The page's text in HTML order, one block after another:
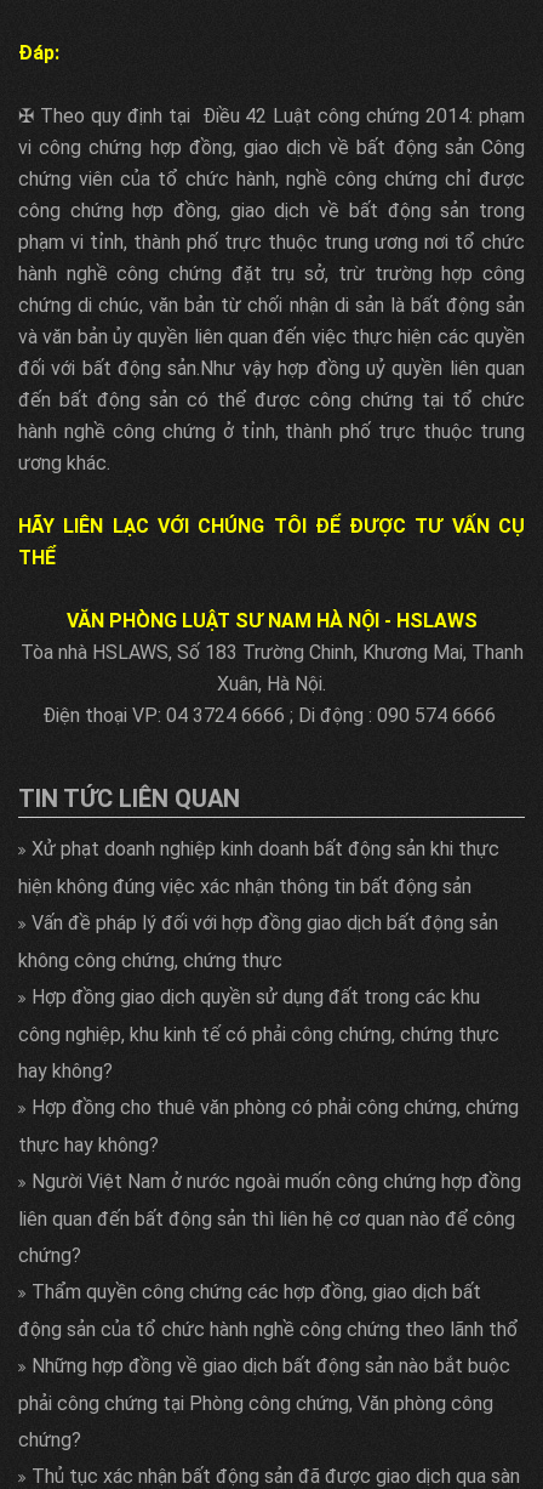
Đáp:
✠ Theo quy định tại Điều 42 Luật công chứng 2014: phạm
vi công chứng hợp đồng, giao dịch về bất động sản Công
chứng viên của tổ chức hành, nghề công chứng chỉ được
công chứng hợp đồng, giao dịch về bất động sản trong
phạm vi tỉnh, thành phố trực thuộc trung ương nơi tổ chức
hành nghề công chứng đặt trụ sở, trừ trường hợp công
chứng di chúc, văn bản từ chối nhận di sản là bất động sản
và văn bản ủy quyền liên quan đến việc thực hiện các quyền
đối với bất động sản.Như vậy hợp đồng uỷ quyền liên quan
đến bất động sản có thể được công chứng tại tổ chức
hành nghề công chứng ở tỉnh, thành phố trực thuộc trung
ương khác.
HÃY LIÊN LẠC VỚI CHÚNG TÔI ĐỂ ĐƯỢC TƯ VẤN CỤ
THỂ
VĂN PHÒNG LUẬT SƯ NAM HÀ NỘI - HSLAWS
Tòa nhà HSLAWS, Số 183 Trường Chinh, Khương Mai, Thanh
Xuân, Hà Nội.
Điện thoại VP: 04 3724 6666 ; Di động : 090 574 6666
TIN TỨC LIÊN QUAN
Xử phạt doanh nghiệp kinh doanh bất động sản khi thực
hiện không đúng việc xác nhận thông tin bất động sản
Vấn đề pháp lý đối với hợp đồng giao dịch bất động sản
không công chứng, chứng thực
Hợp đồng giao dịch quyền sử dụng đất trong các khu
công nghiệp, khu kinh tế có phải công chứng, chứng thực
hay không?
Hợp đồng cho thuê văn phòng có phải công chứng, chứng
thực hay không?
Người Việt Nam ở nước ngoài muốn công chứng hợp đồng
liên quan đến bất động sản thì liên hệ cơ quan nào để công
chứng?
Thẩm quyền công chứng các hợp đồng, giao dịch bất
động sản của tổ chức hành nghề công chứng theo lãnh thổ
Những hợp đồng về giao dịch bất động sản nào bắt buộc
phải công chứng tại Phòng công chứng, Văn phòng công
chứng?
Thủ tục xác nhận bất động sản đã được giao dịch qua sàn